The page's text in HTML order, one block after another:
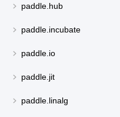
paddle.hub
paddle.incubate
paddle.io
paddle.jit
paddle.linalg